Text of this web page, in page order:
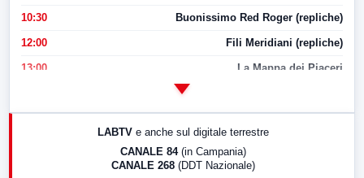
10:30 Buonissimo Red Roger (repliche)
12:00 Fili Meridiani (repliche)
13:00 La Mappa dei Piaceri
LABTV e anche sul digitale terrestre
CANALE 84 (in Campania)
CANALE 268 (DDT Nazionale)